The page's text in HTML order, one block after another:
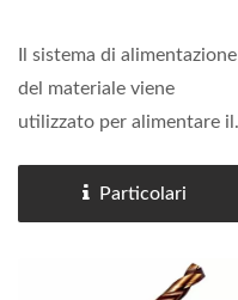
Perforazione A Travi
Il sistema di alimentazione
del materiale viene
utilizzato per alimentare il
foratura e/o di taglio.
Attraverso il sistema di
il pezzo viene allineato...
Particolari